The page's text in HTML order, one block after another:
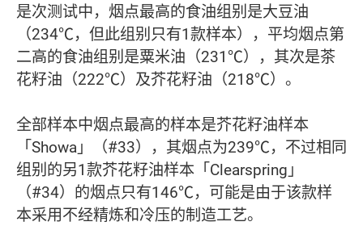
是次测试中，烟点最高的食油组别是大豆油
（234℃，但此组别只有1款样本），平均烟点第
二高的食油组别是粟米油（231℃），其次是茶
花籽油（222℃）及芥花籽油（218℃）。
全部样本中烟点最高的样本是芥花籽油样本
「Showa」（#33），其烟点为239℃，不过相同
组别的另1款芥花籽油样本「Clearspring」
（#34）的烟点只有146℃，可能是由于该款样
本采用不经精炼和冷压的制造工艺。